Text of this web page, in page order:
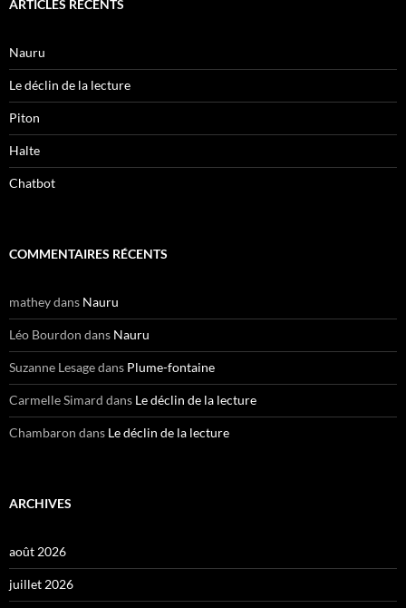
ARTICLES RÉCENTS
Nauru
Le déclin de la lecture
Piton
Halte
Chatbot
COMMENTAIRES RÉCENTS
matheydans Nauru
Léo Bourdon dans Nauru
Suzanne Lesagedans Plume-fontaine
Carmelle Simard dans Le déclin de la lecture
Chambaron dans Le déclin de la lecture
ARCHIVES
août 2026
juillet 2026